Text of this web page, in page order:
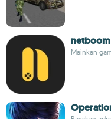
netboom
Mainkan